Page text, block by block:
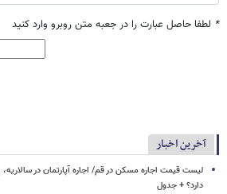
* لطفا حاصل عبارت را در جعبه متن روبرو وارد کنید
آخرین اخبار
لیست قیمت اجاره مسکن در قم/ اجاره آپارتمان در سالاریه،
دارد؟ + جدول